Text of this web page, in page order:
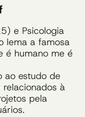
e Psicologia
lema a famosa
é humano me é
ao estudo de
à
pela